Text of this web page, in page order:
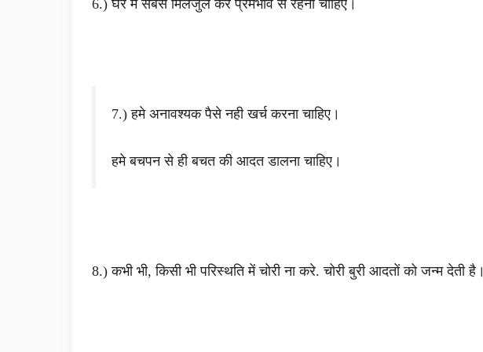
6.) घर में सबसे मिलजुल कर प्रेमभाव से रहना चाहिए।
7.) हमे अनावश्यक पैसे नही खर्च करना चाहिए।
हमे बचपन से ही बचत की आदत डालना चाहिए।
8.) कभी भी, किसी भी परिस्थति में चोरी ना करे. चोरी बुरी आदतों को जन्म देती है।